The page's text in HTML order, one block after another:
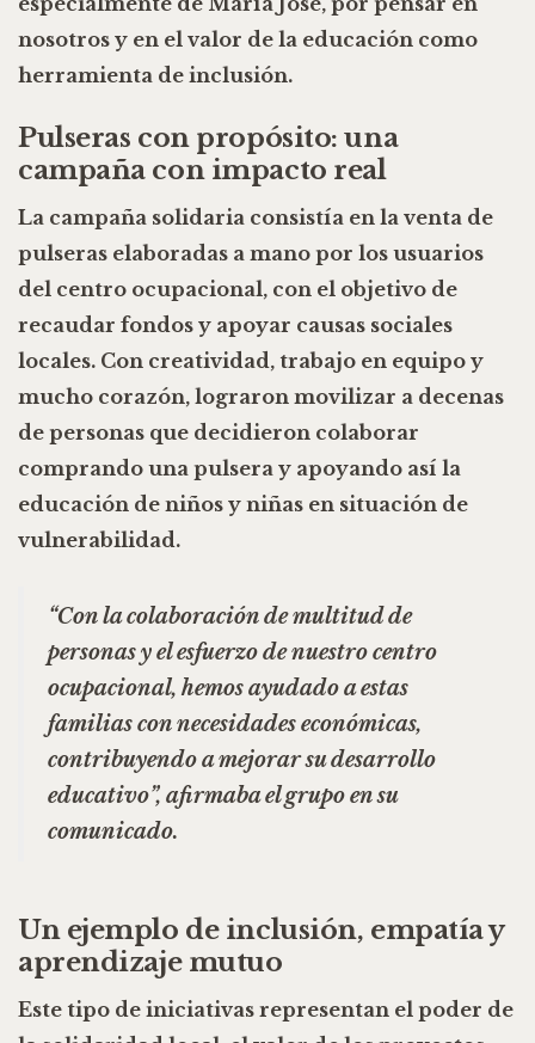
nosotros y en el valor de la educación como
herramienta de inclusión.
Pulseras con propósito: una
campaña con impacto real
La campaña solidaria consistía en la venta de
pulseras elaboradas a mano por los usuarios
del centro ocupacional, con el objetivo de
recaudar fondos y apoyar causas sociales
locales. Con creatividad, trabajo en equipo y
mucho corazón, lograron movilizar a decenas
de personas que decidieron colaborar
comprando una pulsera y apoyando así la
educación de niños y niñas en situación de
vulnerabilidad.
“Con la colaboración de multitud de
personas y el esfuerzo de nuestro centro
ocupacional, hemos ayudado a estas
familias con necesidades económicas,
contribuyendo a mejorar su desarrollo
educativo”, afirmaba el grupo en su
comunicado.
Un ejemplo de inclusión, empatía y
aprendizaje mutuo
Este tipo de iniciativas representan el poder de